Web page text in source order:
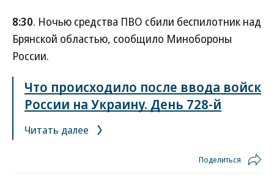
8:30. Ночью средства ПВО сбили беспилотник над
Брянской областью, сообщило Минобороны
России.
Что происходило после ввода войск
России на Украину. День 728-й
Читать далее
Поделиться